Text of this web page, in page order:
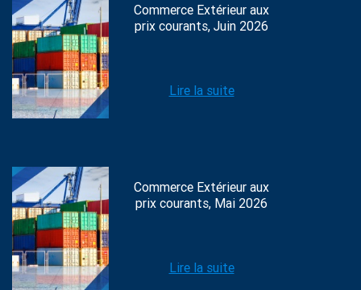
Commerce Extérieur aux
prix courants, Juin 2026
Lire la suite
Commerce Extérieur aux
prix courants, Mai 2026
Lire la suite